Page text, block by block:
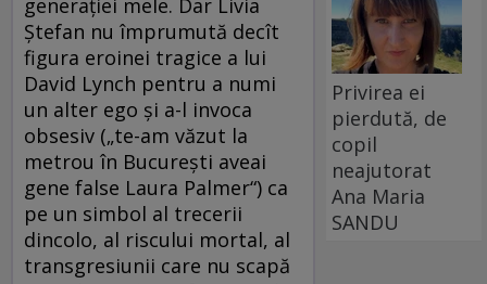
generației mele. Dar Livia
Ștefan nu împrumută decît
figura eroinei tragice a lui
David Lynch pentru a numi
un alter ego și a-l invoca
obsesiv („te-am văzut la
metrou în București aveai
gene false Laura Palmer“) ca
pe un simbol al trecerii
dincolo, al riscului mortal, al
transgresiunii care nu scapă
Privirea ei
pierdută, de
copil
neajutorat
Ana Maria
SANDU